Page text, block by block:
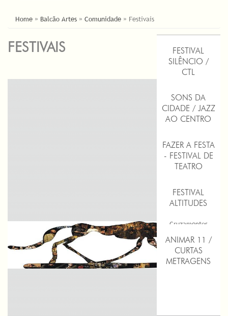
ESTÁ AQUI
Home » Balcão Artes » Comunidade » Festivais
FESTIVAIS
FESTIVAL
SILÊNCIO /
CTL
SONS DA
CIDADE / JAZZ
AO CENTRO
FAZER A FESTA
- FESTIVAL DE
TEATRO
FESTIVAL
ALTITUDES
Cruzamentos
Castro Daire
ANIMAR 11 /
CURTAS
METRAGENS